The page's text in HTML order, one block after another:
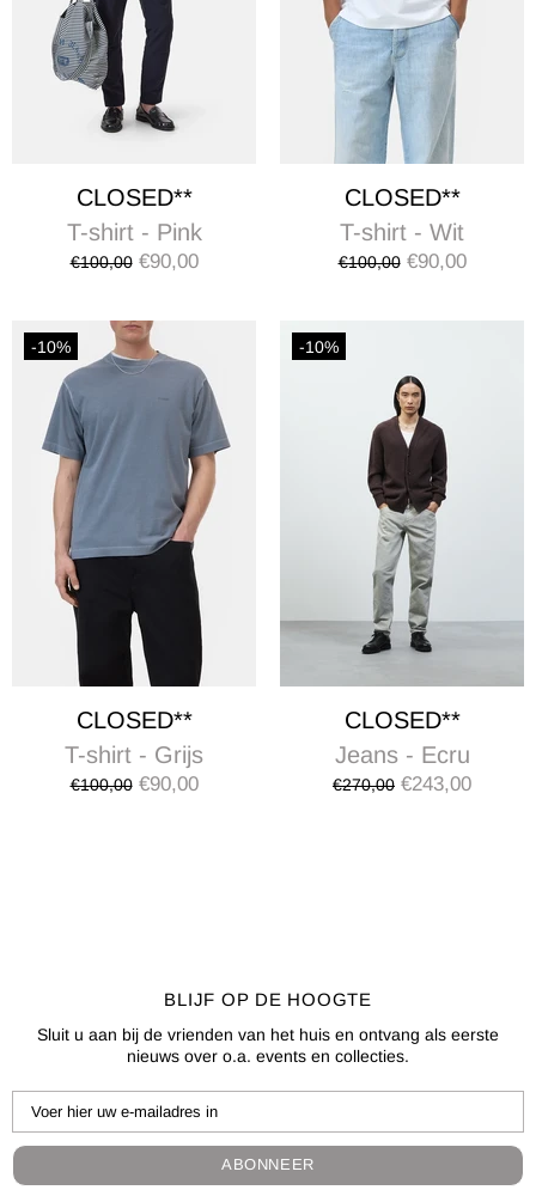
CLOSED**
T-shirt - Pink
€100,00 €90,00
CLOSED**
T-shirt - Wit
€100,00 €90,00
-10%
CLOSED**
T-shirt - Grijs
€100,00 €90,00
-10%
CLOSED**
Jeans - Ecru
€270,00 €243,00
BLIJF OP DE HOOGTE
Sluit u aan bij de vrienden van het huis en ontvang als eerste
nieuws over o.a. events en collecties.